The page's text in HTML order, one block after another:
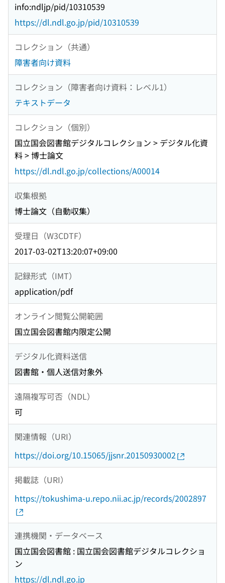
info:ndljp/pid/10310539
https://dl.ndl.go.jp/pid/10310539
コレクション（共通）
障害者向け資料
コレクション（障害者向け資料：レベル1）
テキストデータ
コレクション（個別）
国立国会図書館デジタルコレクション > デジタル化資
料 > 博士論文
https://dl.ndl.go.jp/collections/A00014
収集根拠
博士論文（自動収集）
受理日（W3CDTF）
2017-03-02T13:20:07+09:00
記録形式（IMT）
application/pdf
オンライン閲覧公開範囲
国立国会図書館内限定公開
デジタル化資料送信
図書館・個人送信対象外
遠隔複写可否（NDL）
可
関連情報（URI）
https://doi.org/10.15065/jjsnr.20150930002
掲載誌（URI）
https://tokushima-u.repo.nii.ac.jp/records/2002897
連携機関・データベース
国立国会図書館 : 国立国会図書館デジタルコレクショ
ン
https://dl.ndl.go.jp